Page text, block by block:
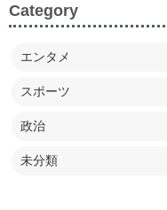
Category
エンタメ
スポーツ
政治
未分類